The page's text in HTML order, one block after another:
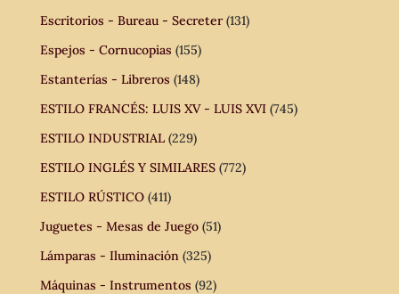
Escritorios - Bureau - Secreter (131)
Espejos - Cornucopias (155)
Estanterías - Libreros (148)
ESTILO FRANCÉS: LUIS XV - LUIS XVI (745)
ESTILO INDUSTRIAL (229)
ESTILO INGLÉS Y SIMILARES (772)
ESTILO RÚSTICO (411)
Juguetes - Mesas de Juego (51)
Lámparas - Iluminación (325)
Máquinas - Instrumentos (92)